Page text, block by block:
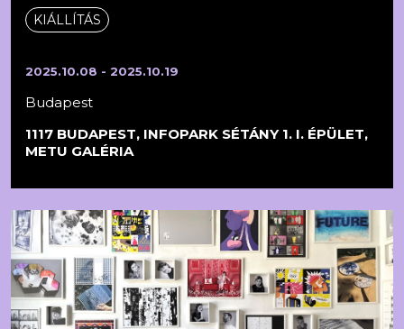
KIÁLLÍTÁS
2025.10.08 - 2025.10.19
Budapest
1117 BUDAPEST, INFOPARK SÉTÁNY 1. I. ÉPÜLET,
METU GALÉRIA